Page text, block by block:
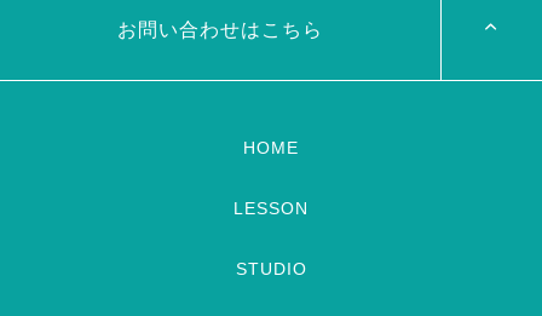
お問い合わせはこちら
HOME
LESSON
STUDIO